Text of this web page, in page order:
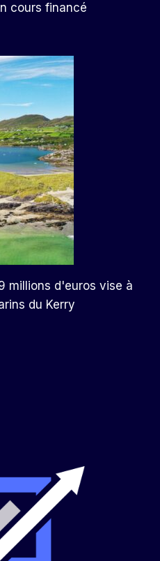
cours financé
millions d'euros vise à
du Kerry